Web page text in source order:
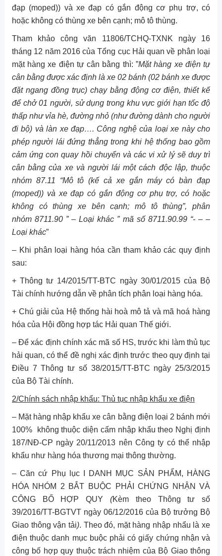
đạp (moped)) và xe đạp có gắn động cơ phụ trợ, có
hoặc không có thùng xe bên cạnh; mô tô thùng.
Tham khảo công văn 11806/TCHQ-TXNK ngày 16
tháng 12 năm 2016 của Tổng cục Hải quan về phân loại
mặt hàng xe điện tự cân bằng thì: ”Mặt hàng xe điện tự
cân bằng được xác định là xe 02 bánh (02 bánh xe được
đặt ngang đồng trục) chạy bằng động cơ điện, thiết kế
để chở 01 người, sử dụng trong khu vực giới hạn tốc độ
thấp như vỉa hè, đường nhỏ (như đường dành cho người
đi bộ) và làn xe đạp…. Công nghệ của loại xe này cho
phép người lái đứng thẳng trong khi hệ thống bao gồm
cảm ứng con quay hồi chuyển và các vi xử lý sẽ duy trì
cân bằng của xe và người lái một cách độc lập, thuộc
nhóm 87.11 “Mô tô (kế cả xe gắn máy có bàn đạp
(moped)) và xe đạp có gắn động cơ phụ trợ, có hoặc
không có thùng xe bên cạnh; mô tô thùng”, phân
nhóm 8711.90 ” – Loại khác ” mã số 8711.90.99 “- – –
Loại khác”
– Khi phân loại hàng hóa cần tham khảo các quy định
sau:
+ Thông tư 14/2015/TT-BTC ngày 30/01/2015 của Bộ
Tài chính hướng dẫn về phân tích phân loại hàng hóa.
+ Chú giải của Hệ thống hài hoà mô tả và mã hoá hàng
hóa của Hội đồng hợp tác Hải quan Thế giới.
– Để xác định chính xác mã số HS, trước khi làm thủ tục
hải quan, có thể đề nghị xác định trước theo quy định tại
Điều 7 Thông tư số 38/2015/TT-BTC ngày 25/3/2015
của Bộ Tài chính.
2/Chính sách nhập khẩu: Thủ tục nhập khẩu xe điện
– Mặt hàng nhập khẩu xe cân bằng điện loại 2 bánh mới
100% không thuộc diện cấm nhập khẩu theo Nghị định
187/NĐ-CP ngày 20/11/2013 nên Công ty có thể nhập
khẩu như hàng hóa thương mại thông thường.
– Căn cứ Phụ lục I DANH MỤC SẢN PHẨM, HÀNG
HÓA NHÓM 2 BẮT BUỘC PHẢI CHỨNG NHẬN VÀ
CÔNG BỐ HỢP QUY (Kèm theo Thông tư số
39/2016/TT-BGTVT ngày 06/12/2016 của Bộ trưởng Bộ
Giao thông vận tải). Theo đó, mặt hàng nhập nhẩu là xe
điện thuộc danh mục buộc phải có giấy chứng nhận và
công bố hợp quy thuộc trách nhiệm của Bộ Giao thông